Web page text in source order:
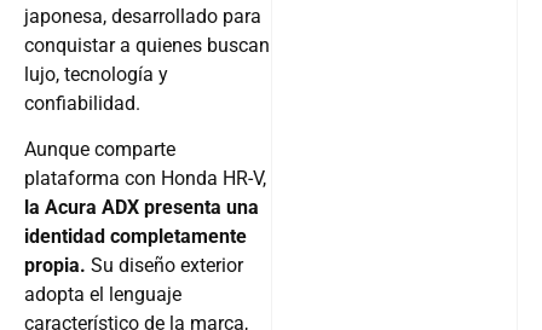
japonesa, desarrollado para
conquistar a quienes buscan
lujo, tecnología y
confiabilidad.
Aunque comparte
plataforma con Honda HR-V,
la Acura ADX presenta una
identidad completamente
propia. Su diseño exterior
adopta el lenguaje
característico de la marca,